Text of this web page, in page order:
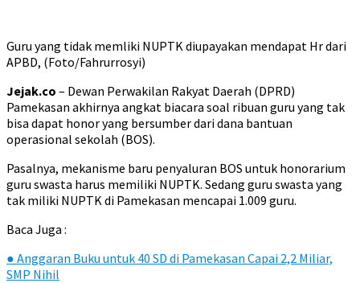
Guru yang tidak memliki NUPTK diupayakan mendapat Hr dari
APBD, (Foto/Fahrurrosyi)
Jejak.co – Dewan Perwakilan Rakyat Daerah (DPRD)
Pamekasan akhirnya angkat biacara soal ribuan guru yang tak
bisa dapat honor yang bersumber dari dana bantuan
operasional sekolah (BOS).
Pasalnya, mekanisme baru penyaluran BOS untuk honorarium
guru swasta harus memiliki NUPTK. Sedang guru swasta yang
tak miliki NUPTK di Pamekasan mencapai 1.009 guru.
Baca Juga :
● Anggaran Buku untuk 40 SD di Pamekasan Capai 2,2 Miliar,
SMP Nihil